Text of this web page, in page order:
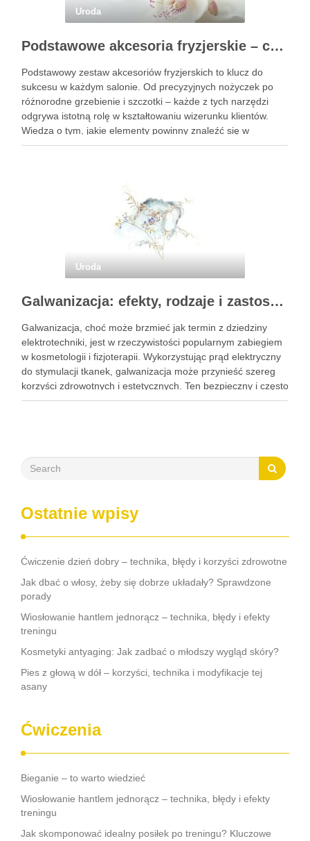
Uroda
Podstawowe akcesoria fryzjerskie – co powinien mieć każdy fryzjer?
Podstawowy zestaw akcesoriów fryzjerskich to klucz do
sukcesu w każdym salonie. Od precyzyjnych nożyczek po
różnorodne grzebienie i szczotki – każde z tych narzędzi
odgrywa istotną rolę w kształtowaniu wizerunku klientów.
Wiedza o tym, jakie elementy powinny znaleźć się w
profesjonalnym wyposażeniu, jest niezbędna dla fryzjerów,
Uroda
Galwanizacja: efekty, rodzaje i zastosowanie w kosmetologii
Galwanizacja, choć może brzmieć jak termin z dziedziny
elektrotechniki, jest w rzeczywistości popularnym zabiegiem
w kosmetologii i fizjoterapii. Wykorzystując prąd elektryczny
do stymulacji tkanek, galwanizacja może przynieść szereg
korzyści zdrowotnych i estetycznych. Ten bezpieczny i często
nieodczuwalny zabieg może pomóc w poprawie krążenia,
Ostatnie wpisy
Ćwiczenie dzień dobry – technika, błędy i korzyści zdrowotne
Jak dbać o włosy, żeby się dobrze układały? Sprawdzone
porady
Wiosłowanie hantlem jednorącz – technika, błędy i efekty
treningu
Kosmetyki antyaging: Jak zadbać o młodszy wygląd skóry?
Pies z głową w dół – korzyści, technika i modyfikacje tej
asany
Ćwiczenia
Bieganie – to warto wiedzieć
Wiosłowanie hantlem jednorącz – technika, błędy i efekty
treningu
Jak skomponować idealny posiłek po treningu? Kluczowe